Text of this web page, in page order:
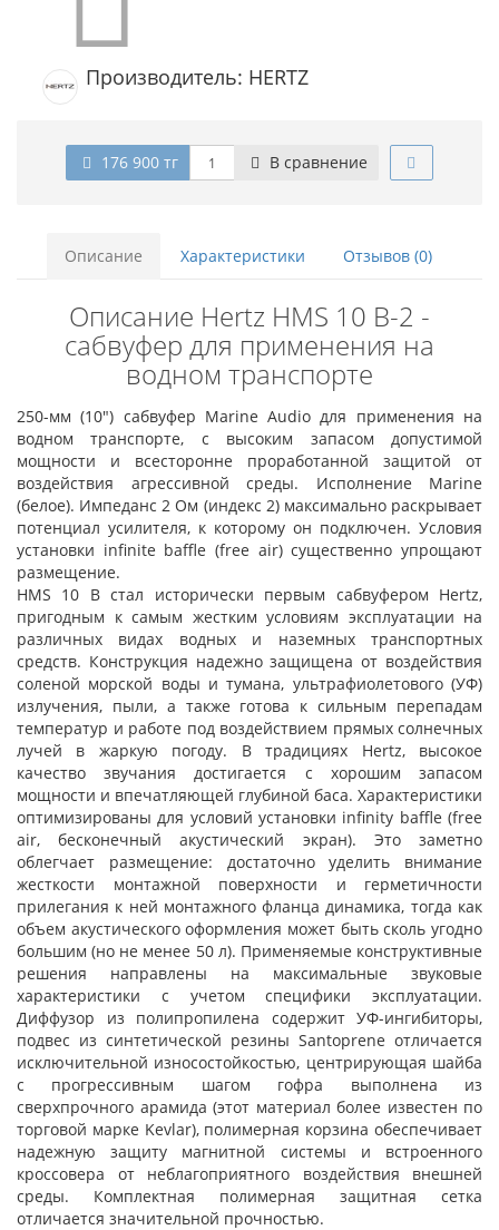
Производитель: HERTZ
176 900 тг В сравнение
Описание Характеристики Отзывов (0)
Описание Hertz HMS 10 B-2 -
сабвуфер для применения на
водном транспорте
250-мм (10") сабвуфер Marine Audio для применения на
водном транспорте, с высоким запасом допустимой
мощности и всесторонне проработанной защитой от
воздействия агрессивной среды. Исполнение Marine
(белое). Импеданс 2 Ом (индекс 2) максимально раскрывает
потенциал усилителя, к которому он подключен. Условия
установки infinite baffle (free air) существенно упрощают
размещение.
HMS 10 B стал исторически первым сабвуфером Hertz,
пригодным к самым жестким условиям эксплуатации на
различных видах водных и наземных транспортных
средств. Конструкция надежно защищена от воздействия
соленой морской воды и тумана, ультрафиолетового (УФ)
излучения, пыли, а также готова к сильным перепадам
температур и работе под воздействием прямых солнечных
лучей в жаркую погоду. В традициях Hertz, высокое
качество звучания достигается с хорошим запасом
мощности и впечатляющей глубиной баса. Характеристики
оптимизированы для условий установки infinity baffle (free
air, бесконечный акустический экран). Это заметно
облегчает размещение: достаточно уделить внимание
жесткости монтажной поверхности и герметичности
прилегания к ней монтажного фланца динамика, тогда как
объем акустического оформления может быть сколь угодно
большим (но не менее 50 л). Применяемые конструктивные
решения направлены на максимальные звуковые
характеристики с учетом специфики эксплуатации.
Диффузор из полипропилена содержит УФ-ингибиторы,
подвес из синтетической резины Santoprene отличается
исключительной износостойкостью, центрирующая шайба
с прогрессивным шагом гофра выполнена из
сверхпрочного арамида (этот материал более известен по
торговой марке Kevlar), полимерная корзина обеспечивает
надежную защиту магнитной системы и встроенного
кроссовера от неблагоприятного воздействия внешней
среды. Комплектная полимерная защитная сетка
отличается значительной прочностью.